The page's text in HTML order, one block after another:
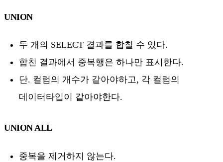
UNION
두 개의 SELECT 결과를 합칠 수 있다.
합친 결과에서 중복행은 하나만 표시한다.
단. 컬럼의 개수가 같아야하고, 각 컬럼의
데이터타입이 같아야한다.
UNION ALL
중복을 제거하지 않는다.